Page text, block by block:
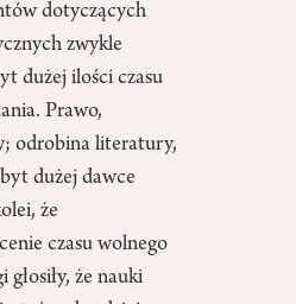
dotyczących
zwykle
dużej ilości czasu
Prawo,
odrobina literatury,
dużej dawce
że
czasu wolnego
że nauki